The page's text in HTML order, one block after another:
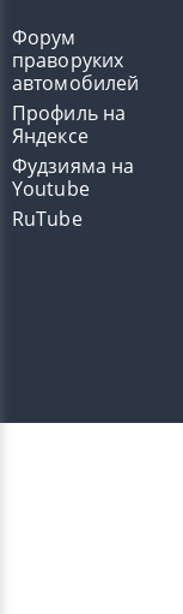
Форум
праворуких
автомобилей
Профиль на
Яндексе
Фудзияма на
Youtube
RuTube